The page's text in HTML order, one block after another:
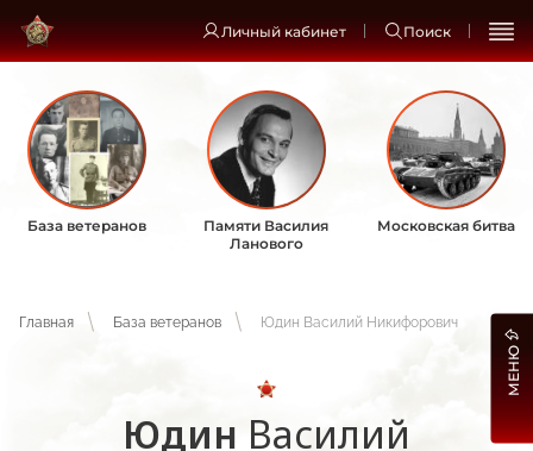
Личный кабинет Поиск
База ветеранов
Памяти Василия
Ланового
Московская битва
Главная База ветеранов Юдин Василий Никифорович
Юдин Василий
МЕНЮ